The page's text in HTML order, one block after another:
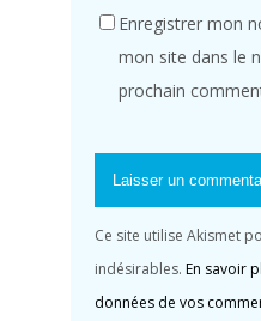
Enregistrer mon
mon site dans le
prochain
Ce site utilise Akismet
indésirables. En savoir
données de vos